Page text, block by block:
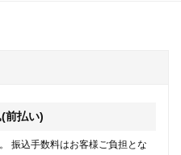
前払い)
振込手数料はお客様ご負担とな